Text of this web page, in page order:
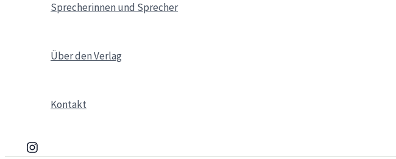
Sprecherinnen und Sprecher
Über den Verlag
Kontakt